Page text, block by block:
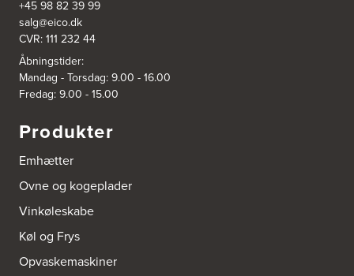
+45 98 82 39 99
salg@eico.dk
CVR: 111 232 44
Åbningstider:
Mandag - Torsdag: 9.00 - 16.00
Fredag: 9.00 - 15.00
Produkter
Emhætter
Ovne og kogeplader
Vinkøleskabe
Køl og Frys
Opvaskemaskiner